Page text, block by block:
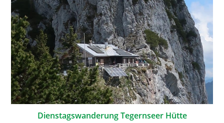
Dienstagswanderung Tegernseer Hütte